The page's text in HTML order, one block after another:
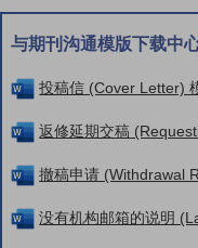
与期刊沟通模版下载中
投稿信 (Cover Letter)
返修延期交稿
撤稿申请 (Withdrawal
没有机构邮箱的说明